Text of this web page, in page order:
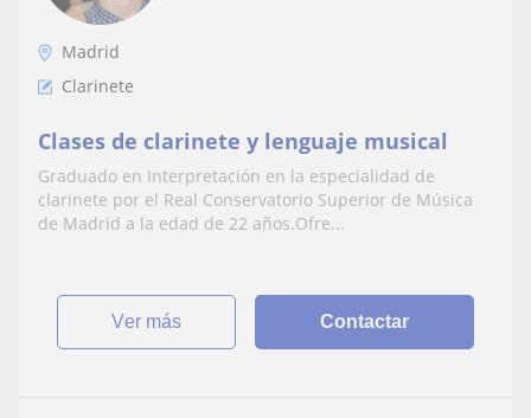
Madrid
Clarinete
Clases de clarinete y lenguaje musical
Graduado en Interpretación en la especialidad de
clarinete por el Real Conservatorio Superior de Música
de Madrid a la edad de 22 años.Ofre...
ver más Contactar